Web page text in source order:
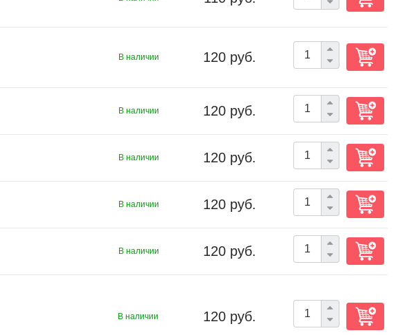
В наличии 120 руб.
В наличии 120 руб.
В наличии 120 руб.
В наличии 120 руб.
В наличии 120 руб.
В наличии 120 руб.